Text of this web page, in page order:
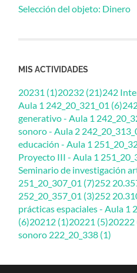
Selección del objeto: Dinero
MIS ACTIVIDADES
20231 (1)20232 (21)242
Aula 1 242_20_321_01 (6)
generativo - Aula 1
sonoro - Aula 2
educación - Aula 1
Proyecto III - Aula 1
Seminario de investigación
251_20_307_01 (7)252
252_20_357_01 (3)252
prácticas espaciales - Aula 1
(6)20212 (1)20221 (5)20222
sonoro 222_20_338 (1)